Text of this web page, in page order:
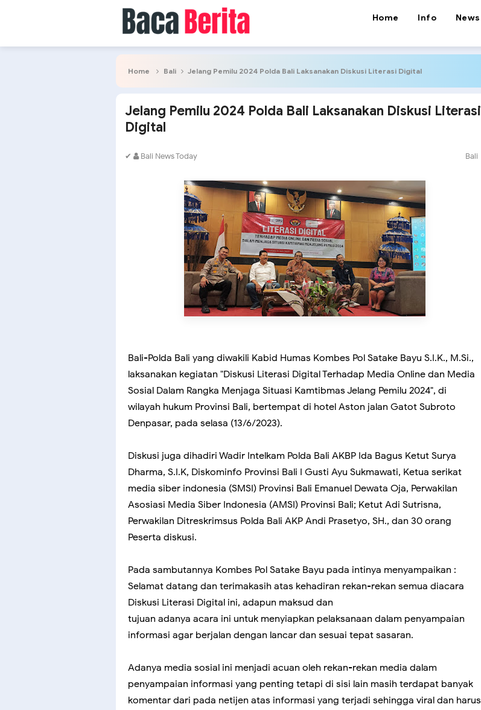
Home Info News
Home Bali Jelang Pemilu 2024 Polda Bali Laksanakan Diskusi Literasi Digital
Jelang Pemilu 2024 Polda Bali Laksanakan Diskusi Literasi
Digital
✔ Bali News Today Bali
Bali-Polda Bali yang diwakili Kabid Humas Kombes Pol Satake Bayu S.I.K., M.Si.,
laksanakan kegiatan "Diskusi Literasi Digital Terhadap Media Online dan Media
Sosial Dalam Rangka Menjaga Situasi Kamtibmas Jelang Pemilu 2024", di
wilayah hukum Provinsi Bali, bertempat di hotel Aston jalan Gatot Subroto
Denpasar, pada selasa (13/6/2023).
Diskusi juga dihadiri Wadir Intelkam Polda Bali AKBP Ida Bagus Ketut Surya
Dharma, S.I.K, Diskominfo Provinsi Bali I Gusti Ayu Sukmawati, Ketua serikat
media siber indonesia (SMSI) Provinsi Bali Emanuel Dewata Oja, Perwakilan
Asosiasi Media Siber Indonesia (AMSI) Provinsi Bali; Ketut Adi Sutrisna,
Perwakilan Ditreskrimsus Polda Bali AKP Andi Prasetyo, SH., dan 30 orang
Peserta diskusi.
Pada sambutannya Kombes Pol Satake Bayu pada intinya menyampaikan :
Selamat datang dan terimakasih atas kehadiran rekan-rekan semua diacara
Diskusi Literasi Digital ini, adapun maksud dan
tujuan adanya acara ini untuk menyiapkan pelaksanaan dalam penyampaian
informasi agar berjalan dengan lancar dan sesuai tepat sasaran.
Adanya media sosial ini menjadi acuan oleh rekan-rekan media dalam
penyampaian informasi yang penting tetapi di sisi lain masih terdapat banyak
komentar dari pada netijen atas informasi yang terjadi sehingga viral dan harus